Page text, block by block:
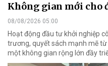
Không gian mới cho
08/08/2026 05:00
Hoạt động đầu tư khởi nghiệp
trương, quyết sách mạnh mẽ
một không gian rộng lớn đầy